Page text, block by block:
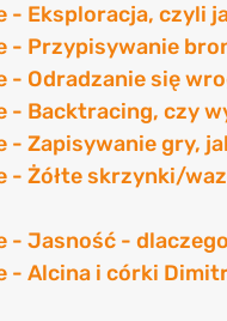
- Eksploracja, czyli
- Przypisywanie
- Odradzanie się
- Backtracing, czy
- Zapisywanie gry,
- Żółte skrzynki/
- Jasność -
- Alcina i córki